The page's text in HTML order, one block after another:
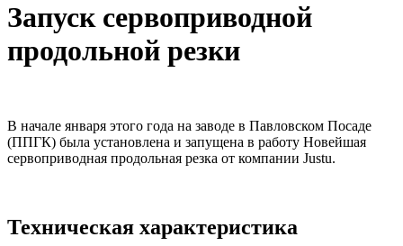
Запуск сервоприводной
продольной резки
В начале января этого года на заводе в Павловском Посаде
(ППГК) была установлена и запущена в работу Новейшая
сервоприводная продольная резка от компании Justu.
Техническая характеристика